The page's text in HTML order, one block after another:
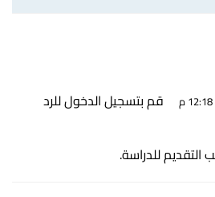
قم بتسجيل الدخول للرد
للدراسة.